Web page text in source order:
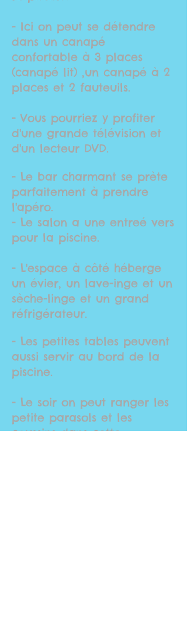
- Ici on peut se détendre
dans un canapé
confortable à 3 places
(canapé lit) ,un canapé à 2
places et 2 fauteuils.
- Vous pourriez y profiter
d'une grande télévision et
d'un lecteur DVD.
- Le bar charmant se prète
parfaitement à prendre
l'apéro.
- Le salon a une entreé vers
pour la piscine.
- L'espace à côté héberge
un évier, un lave-inge et un
sèche-linge et un grand
réfrigérateur.
- Les petites tables peuvent
aussi servir au bord de la
piscine.
- Le soir on peut ranger les
petite parasols et les
coussins dans cette